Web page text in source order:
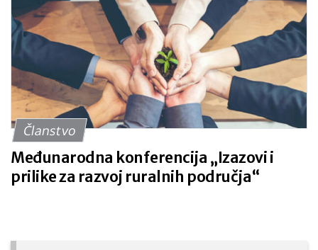
Članstvo
Međunarodna konferencija „Izazovi i
prilike za razvoj ruralnih područja“